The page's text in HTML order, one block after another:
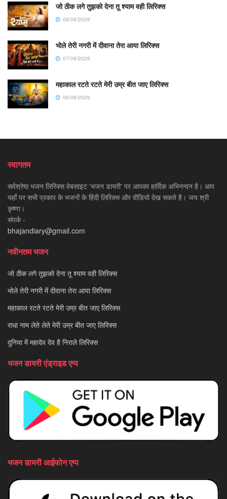
जो ठीक लगे तुझको देना तू श्याम वही लिरिक्स
08/08/2026
भोले तेरी नगरी में दीवाना तेरा आया लिरिक्स
07/08/2026
महाकाल रटते रटते मेरी उम्र बीत जाए लिरिक्स
06/08/2026
स्वागतम
सर्वश्रेष्ठ भजन लिरिक्स वेबसाइट 'भजन डायरी' पर आपका हार्दिक अभिनन्दन है। आप
यहाँ पर सभी प्रकार के भजनों के हिंदी लिरिक्स और वीडियो देख सकते है। जय श्री
कृष्णा।
संपर्क -
bhajandiary@gmail.com
नवीनतम भजन
जो ठीक लगे तुझको देना तू श्याम वही लिरिक्स
भोले तेरी नगरी में दीवाना तेरा आया लिरिक्स
महाकाल रटते रटते मेरी उम्र बीत जाए लिरिक्स
राधा नाम लेते लेते मेरी उम्र बीत जाए लिरिक्स
दुनिया में महादेव देव है निराले लिरिक्स
भजन डायरी एंड्राइड एप्प
भजन डायरी आईफोन एप्प